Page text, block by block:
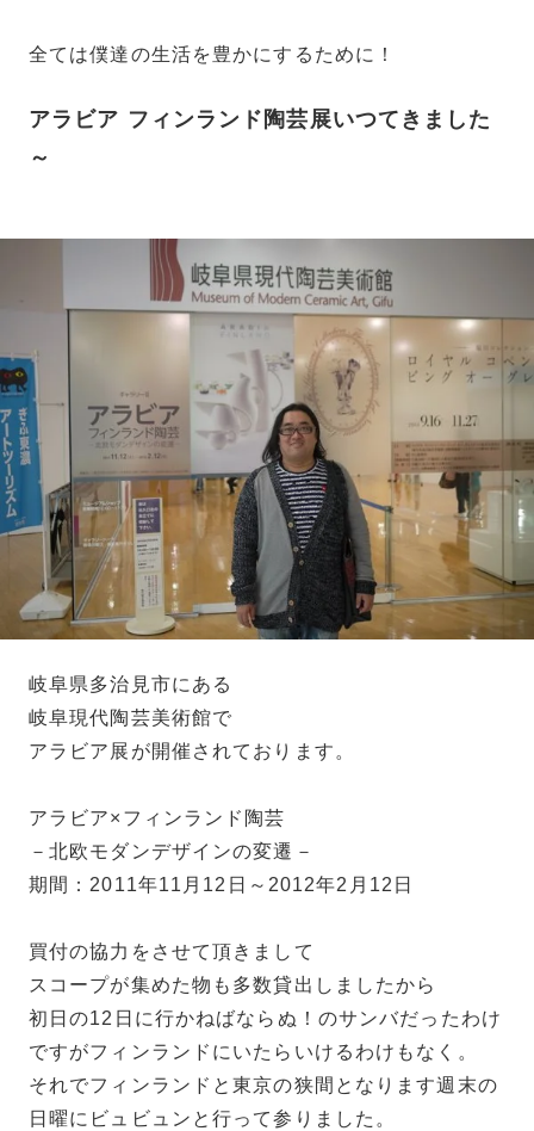
全ては僕達の生活を豊かにするために！
アラビア フィンランド陶芸展いつてきました
～
岐阜県多治見市にある
岐阜現代陶芸美術館で
アラビア展が開催されております。
アラビア×フィンランド陶芸
－北欧モダンデザインの変遷－
期間：2011年11月12日～2012年2月12日
買付の協力をさせて頂きまして
スコープが集めた物も多数貸出しましたから
初日の12日に行かねばならぬ！のサンバだったわけ
ですがフィンランドにいたらいけるわけもなく。
それでフィンランドと東京の狭間となります週末の
日曜にビュビュンと行って参りました。